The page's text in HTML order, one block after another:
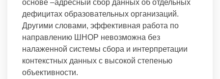
основе –адресный сбор данных об отдельных
дефицитах образовательных организаций.
Другими словами, эффективная работа по
направлению ШНОР невозможна без
налаженной системы сбора и интерпретации
контекстных данных с высокой степенью
объективности.